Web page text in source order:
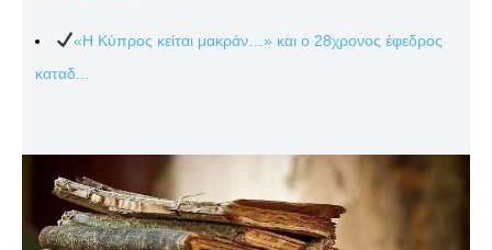
«Η Κύπρος κείται μακράν…» και ο 28χρονος έφεδρος
καταδ...